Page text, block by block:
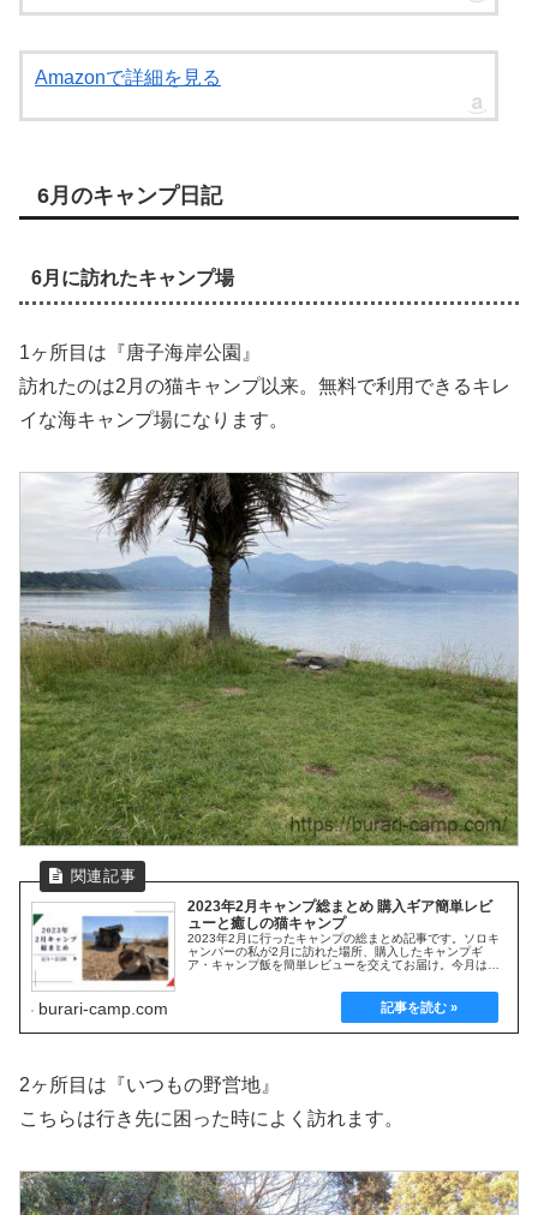
Amazonで詳細を見る
6月のキャンプ日記
6月に訪れたキャンプ場
1ヶ所目は『唐子海岸公園』
訪れたのは2月の猫キャンプ以来。無料で利用できるキレ
イな海キャンプ場になります。
2023年2月キャンプ総まとめ 購入ギア簡単レビ
ューと癒しの猫キャンプ
2023年2月に行ったキャンプの総まとめ記事です。ソロキ
ャンパーの私が2月に訪れた場所、購入したキャンプギ
ア・キャンプ飯を簡単レビューを交えてお届け。今月は可
楽しんで頂けると幸いです。
burari-camp.com
2ヶ所目は『いつもの野営地』
こちらは行き先に困った時によく訪れます。